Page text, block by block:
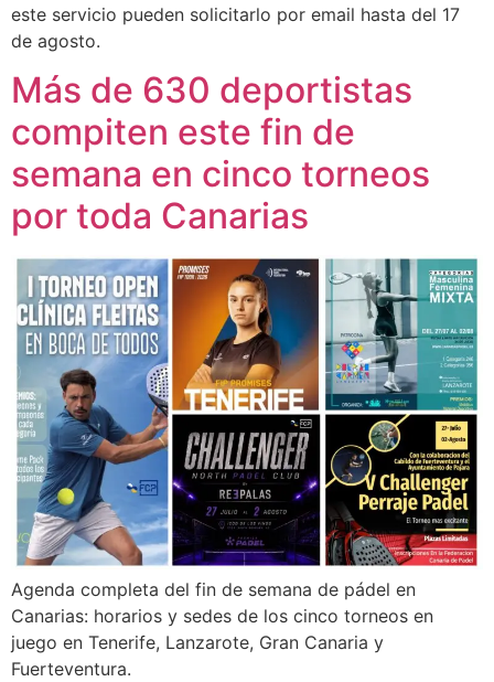
este servicio pueden solicitarlo por email hasta del 17
de agosto.
Más de 630 deportistas
compiten este fin de
semana en cinco torneos
por toda Canarias
Agenda completa del fin de semana de pádel en
Canarias: horarios y sedes de los cinco torneos en
juego en Tenerife, Lanzarote, Gran Canaria y
Fuerteventura.